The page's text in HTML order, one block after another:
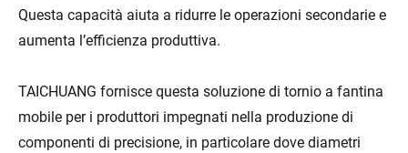
Questa capacità aiuta a ridurre le operazioni secondarie e
aumenta l’efficienza produttiva.
TAICHUANG fornisce questa soluzione di tornio a fantina
mobile per i produttori impegnati nella produzione di
componenti di precisione, in particolare dove diametri